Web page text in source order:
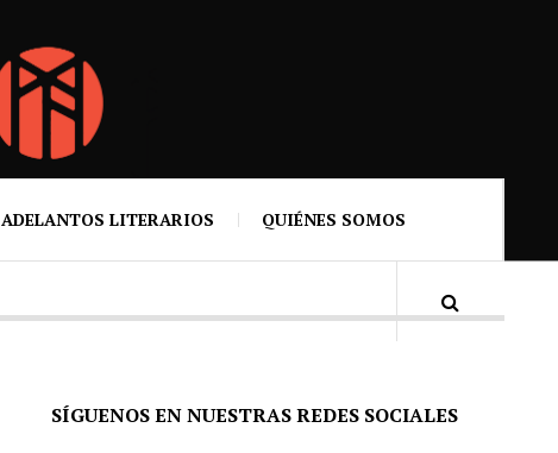
ADELANTOS LITERARIOS QUIÉNES SOMOS
SÍGUENOS EN NUESTRAS REDES SOCIALES